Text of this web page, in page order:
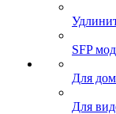
SFP
Для
Для